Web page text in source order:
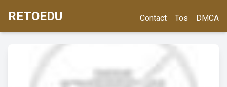
RETOEDU Contact Tos DMCA